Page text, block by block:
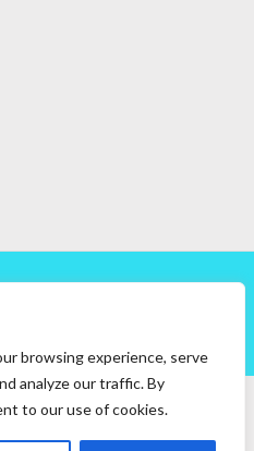
browsing experience, serve
analyze our traffic. By
to our use of cookies.
by Vortex Creation